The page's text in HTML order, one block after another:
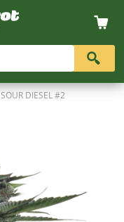
SOUR DIESEL #2